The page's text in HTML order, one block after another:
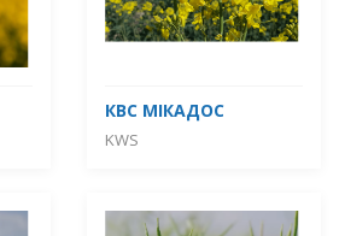
КВС МІКАДОС
KWS